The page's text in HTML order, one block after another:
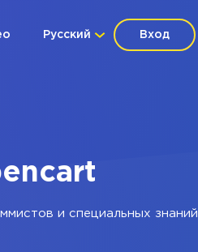
Вход
Русский
и специальных знаний.